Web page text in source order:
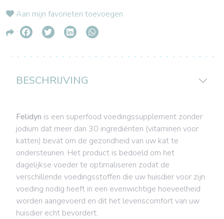
Aan mijn favorieten toevoegen
BESCHRIJVING
Felidyn is een superfood voedingssupplement zonder
jodium dat meer dan 30 ingrediënten (vitaminen voor
katten) bevat om de gezondheid van uw kat te
ondersteunen. Het product is bedoeld om het
dagelijkse voeder te optimaliseren zodat de
verschillende voedingsstoffen die uw huisdier voor zijn
voeding nodig heeft in een evenwichtige hoeveelheid
worden aangevoerd en dit het levenscomfort van uw
huisdier echt bevordert.